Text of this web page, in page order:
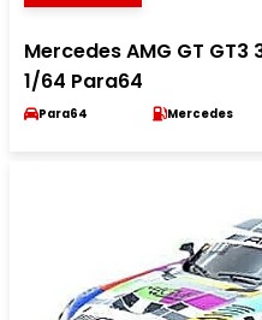
Mercedes AMG GT
1/64 Para64
Para64 Mercedes